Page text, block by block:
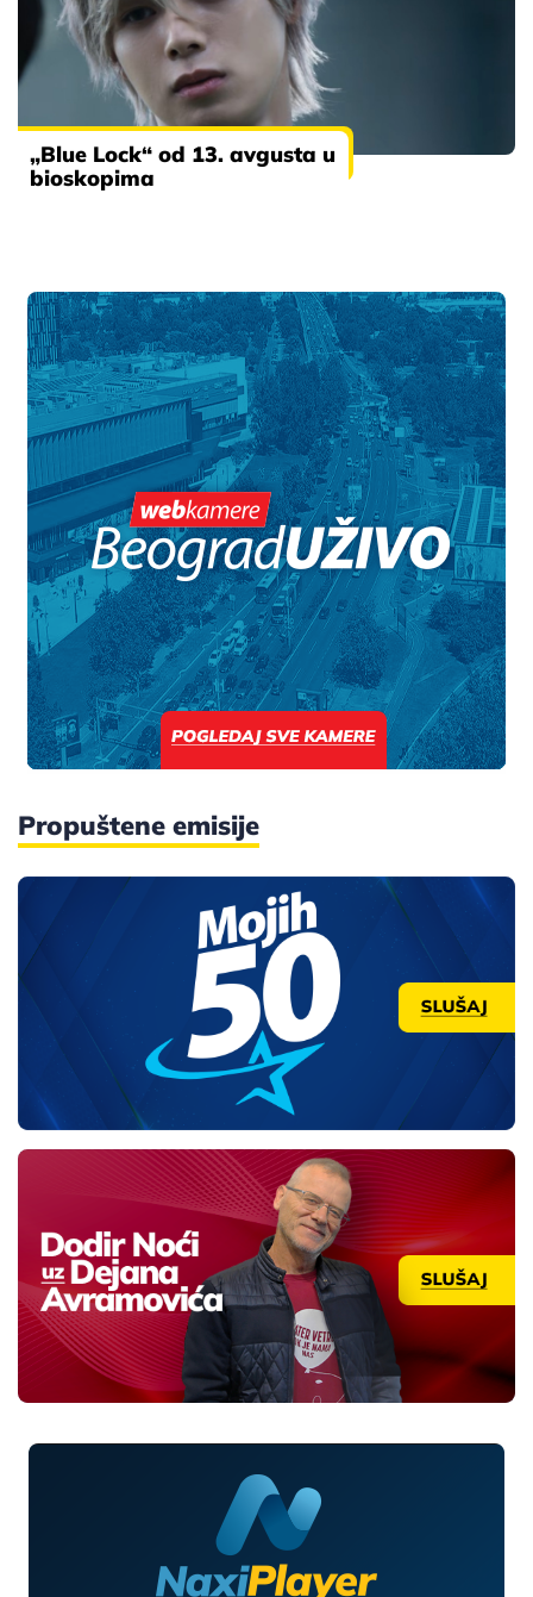
„Blue Lock“ od 13. avgusta u
bioskopima
Propuštene emisije